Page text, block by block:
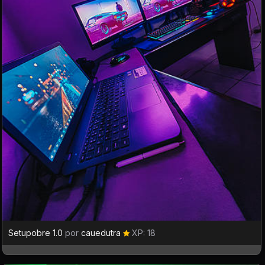
Setupobre 1.0 por cauedutra XP: 18